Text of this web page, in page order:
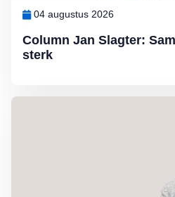
Column Jan Slagter:
sterk
04 augustus 2026
Lees meer over Column Jan Slagter: